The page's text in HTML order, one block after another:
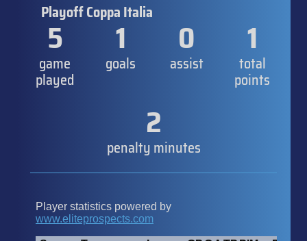
Playoff Coppa Italia
5
game
played
1
goals
0
assist
1
total
points
2
penalty minutes